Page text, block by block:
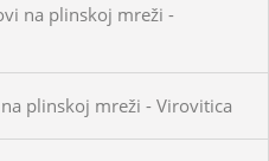
na plinskoj mreži -
plinskoj mreži - Virovitica